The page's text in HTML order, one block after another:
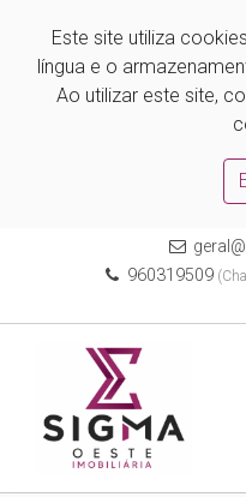
Este site utiliza
língua e o
Ao utilizar este site,
960319509